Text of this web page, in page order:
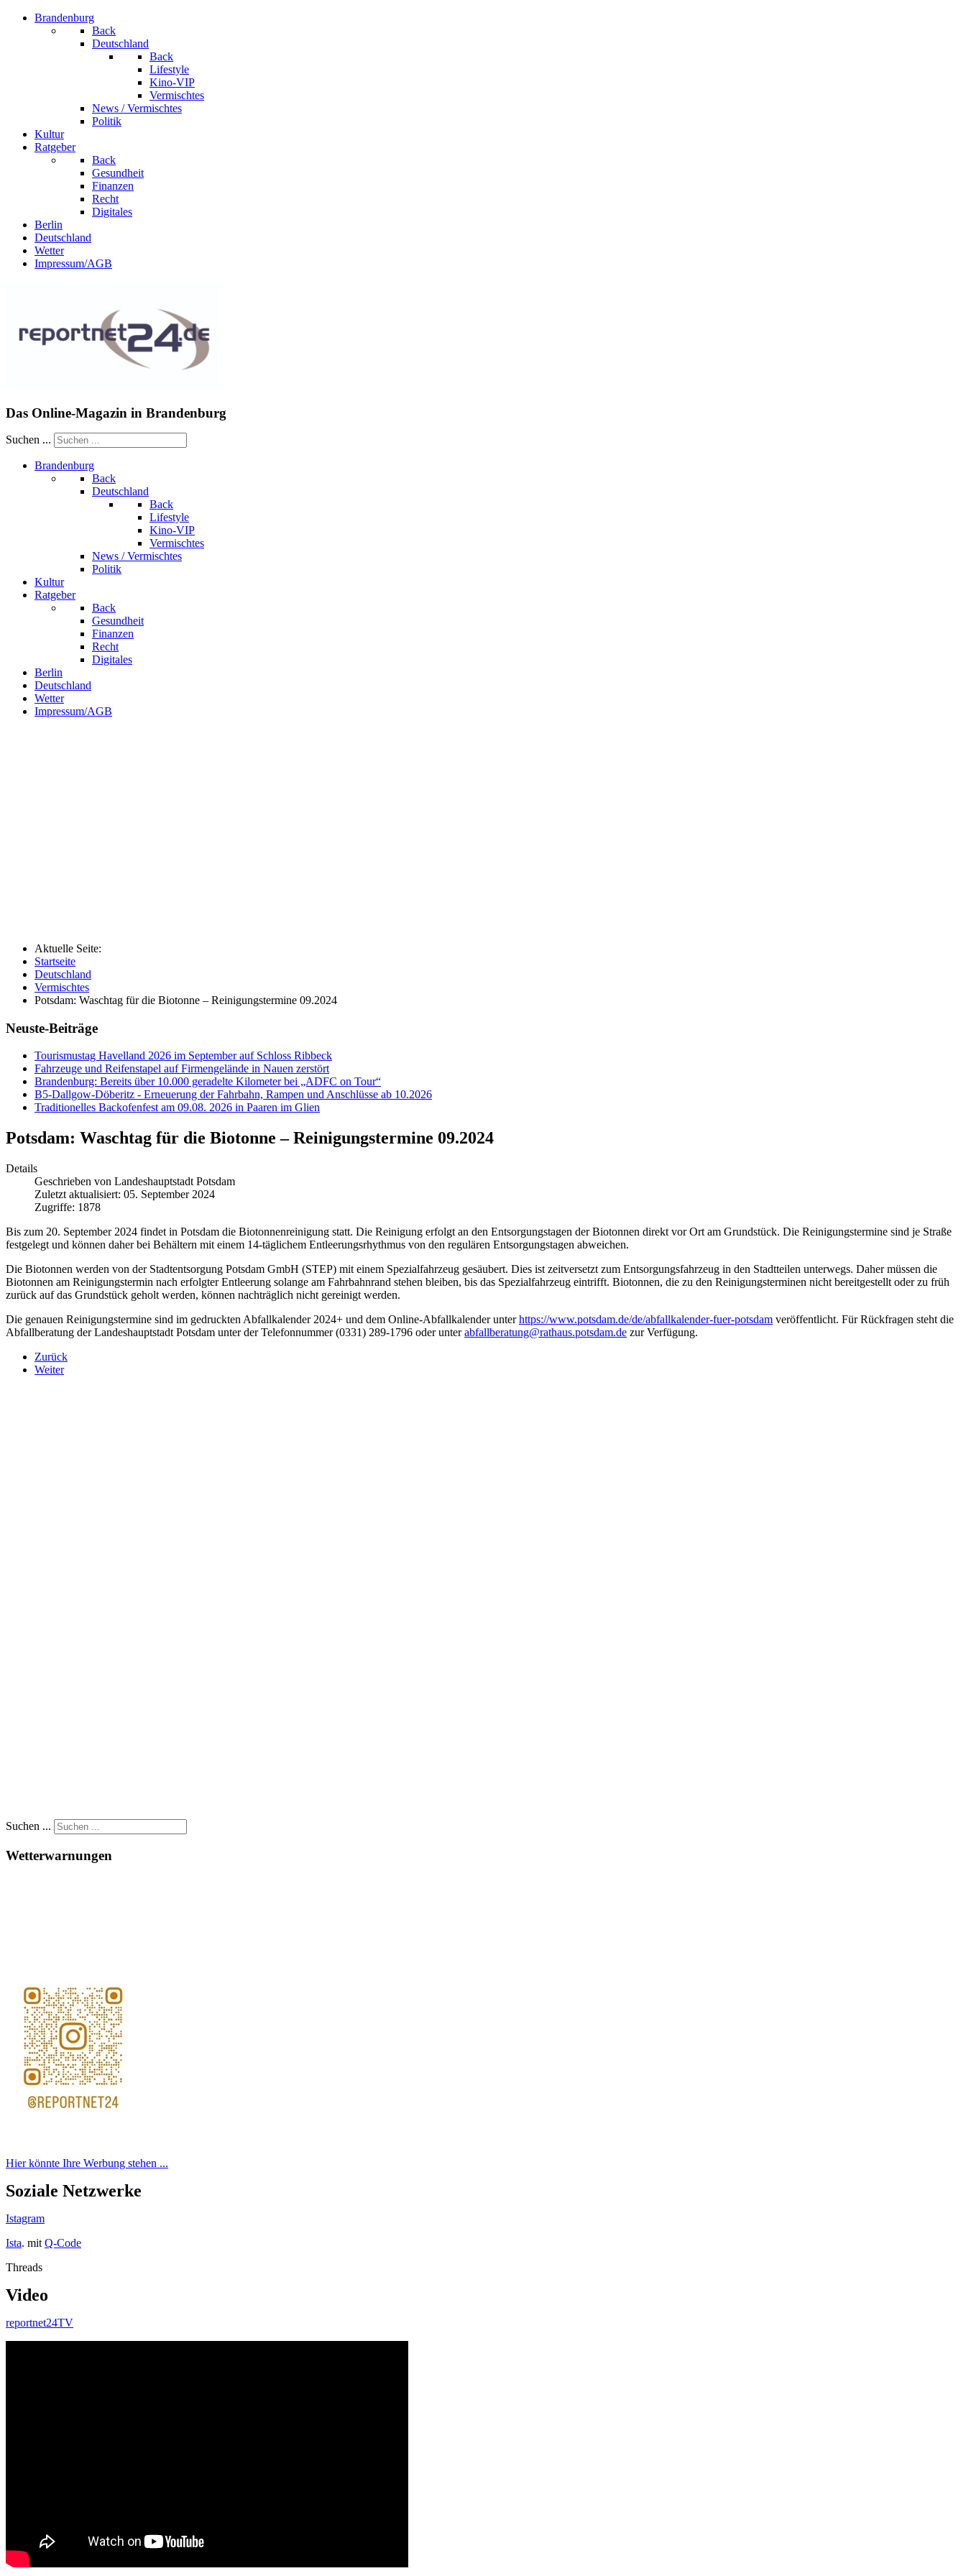
Brandenburg
Back
Deutschland
Back
Lifestyle
Kino-VIP
Vermischtes
News / Vermischtes
Politik
Kultur
Ratgeber
Back
Gesundheit
Finanzen
Recht
Digitales
Berlin
Deutschland
Wetter
Impressum/AGB
Das Online-Magazin in Brandenburg
Suchen ...
Brandenburg
Back
Deutschland
Back
Lifestyle
Kino-VIP
Vermischtes
News / Vermischtes
Politik
Kultur
Ratgeber
Back
Gesundheit
Finanzen
Recht
Digitales
Berlin
Deutschland
Wetter
Impressum/AGB
Aktuelle Seite:
Startseite
Deutschland
Vermischtes
Potsdam: Waschtag für die Biotonne – Reinigungstermine 09.2024
Neuste-Beiträge
Tourismustag Havelland 2026 im September auf Schloss Ribbeck
Fahrzeuge und Reifenstapel auf Firmengelände in Nauen zerstört
Brandenburg: Bereits über 10.000 geradelte Kilometer bei „ADFC on Tour“
B5-Dallgow-Döberitz - Erneuerung der Fahrbahn, Rampen und Anschlüsse ab 10.2026
Traditionelles Backofenfest am 09.08. 2026 in Paaren im Glien
Potsdam: Waschtag für die Biotonne – Reinigungstermine 09.2024
Details
Geschrieben von Landeshauptstadt Potsdam
Zuletzt aktualisiert: 05. September 2024
Zugriffe: 1878
Bis zum 20. September 2024 findet in Potsdam die Biotonnenreinigung statt. Die Reinigung erfolgt an den Entsorgungstagen der Biotonnen direkt vor Ort am Grundstück. Die Reinigungstermine sind je Straße
festgelegt und können daher bei Behältern mit einem 14-täglichem Entleerungsrhythmus von den regulären Entsorgungstagen abweichen.
Die Biotonnen werden von der Stadtentsorgung Potsdam GmbH (STEP) mit einem Spezialfahrzeug gesäubert. Dies ist zeitversetzt zum Entsorgungsfahrzeug in den Stadtteilen unterwegs. Daher müssen die
Biotonnen am Reinigungstermin nach erfolgter Entleerung solange am Fahrbahnrand stehen bleiben, bis das Spezialfahrzeug eintrifft. Biotonnen, die zu den Reinigungsterminen nicht bereitgestellt oder zu früh
zurück auf das Grundstück geholt werden, können nachträglich nicht gereinigt werden.
Die genauen Reinigungstermine sind im gedruckten Abfallkalender 2024+ und dem Online-Abfallkalender unterhttps://www.potsdam.de/de/abfallkalender-fuer-potsdam veröffentlicht. Für Rückfragen steht die
Abfallberatung der Landeshauptstadt Potsdam unter der Telefonnummer (0331) 289-1796 oder unterabfallberatung@rathaus.potsdam.de zur Verfügung.
Zurück
Weiter
Suchen ...
Wetterwarnungen
Hier könnte Ihre Werbung stehen ...
Soziale Netzwerke
Istagram
Ista. mit Q-Code
Threads
Video
reportnet24TV